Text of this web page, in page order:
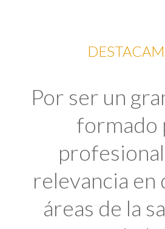
Por ser un
formado
relevancia en
áreas de la